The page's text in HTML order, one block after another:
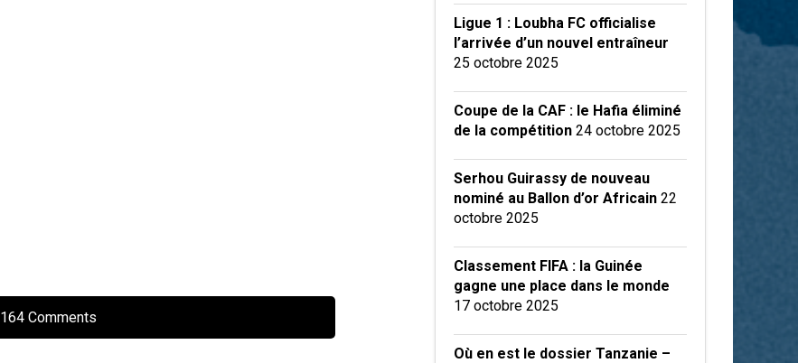
164 Comments
Ligue 1 : Loubha FC officialise
l’arrivée d’un nouvel entraîneur
25 octobre 2025
Coupe de la CAF : le Hafia éliminé
de la compétition 24 octobre 2025
Serhou Guirassy de nouveau
nominé au Ballon d’or Africain 22
octobre 2025
Classement FIFA : la Guinée
gagne une place dans le monde
17 octobre 2025
Où en est le dossier Tanzanie –